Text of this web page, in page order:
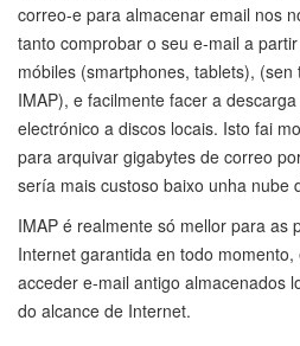
correo-e para almacenar email nos
tanto comprobar o seu e-mail a
móbiles (smartphones, tablets),
IMAP), e facilmente facer a
electrónico a discos locais. Isto fai
para arquivar gigabytes de correo
sería mais custoso baixo unha nube
IMAP é realmente só mellor para as
Internet garantida en todo
acceder e-mail antigo almacenados
do alcance de Internet.